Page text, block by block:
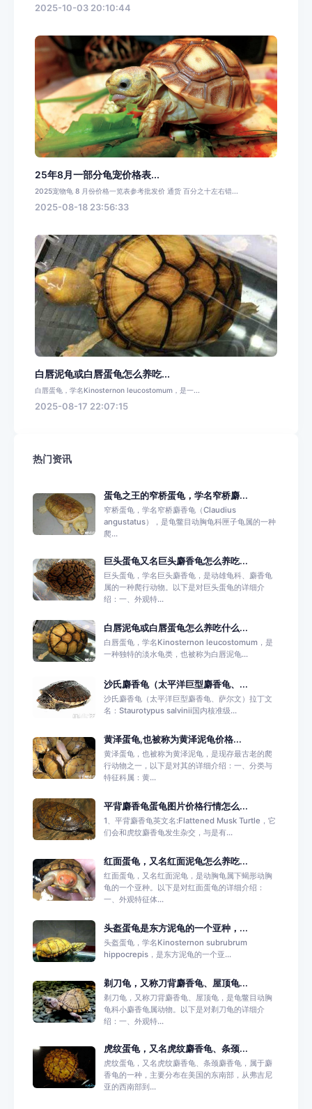
2025-10-03 20:10:44
25年8月一部分龟宠价格表...
2025宠物龟 8 月份价格一览表参考批发价 通货 百分之十左右错...
2025-08-18 23:56:33
白唇泥龟或白唇蛋龟怎么养吃...
白唇蛋龟，学名Kinosternon leucostomum，是一...
2025-08-17 22:07:15
热门资讯
蛋龟之王的窄桥蛋龟，学名窄桥麝...
窄桥蛋龟，学名窄桥麝香龟（Claudius
angustatus），是龟鳖目动胸龟科匣子龟属的一种
爬...
巨头蛋龟又名巨头麝香龟怎么养吃...
巨头蛋龟，学名巨头麝香龟，是动雄龟科、麝香龟
属的一种爬行动物。以下是对巨头蛋龟的详细介
绍：一、外观特...
白唇泥龟或白唇蛋龟怎么养吃什么...
白唇蛋龟，学名Kinosternon leucostomum，是
一种独特的淡水龟类，也被称为白唇泥龟...
沙氏麝香龟（太平洋巨型麝香龟、...
沙氏麝香龟（太平洋巨型麝香龟、萨尔文）拉丁文
名：Staurotypus salvinii国内核准级...
黄泽蛋龟,也被称为黄泽泥龟价格...
黄泽蛋龟，也被称为黄泽泥龟，是现存最古老的爬
行动物之一，以下是对其的详细介绍：一、分类与
特征科属：黄...
平背麝香龟蛋龟图片价格行情怎么...
1、平背麝香龟英文名:Flattened Musk Turtle，它
们会和虎纹麝香龟发生杂交，与是有...
红面蛋龟，又名红面泥龟怎么养吃...
红面蛋龟，又名红面泥龟，是动胸龟属下蝎形动胸
龟的一个亚种。以下是对红面蛋龟的详细介绍：
一、外观特征体...
头盔蛋龟是东方泥龟的一个亚种，...
头盔蛋龟，学名Kinosternon subrubrum
hippocrepis，是东方泥龟的一个亚...
剃刀龟，又称刀背麝香龟、屋顶龟...
剃刀龟，又称刀背麝香龟、屋顶龟，是龟鳖目动胸
龟科小麝香龟属动物。以下是对剃刀龟的详细介
绍：一、外观特...
虎纹蛋龟，又名虎纹麝香龟、条颈...
虎纹蛋龟，又名虎纹麝香龟、条颈麝香龟，属于麝
香龟的一种，主要分布在美国的东南部，从弗吉尼
亚的西南部到...